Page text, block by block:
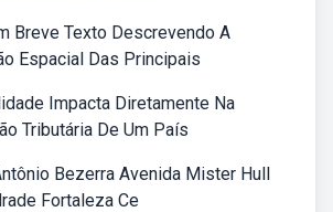
Breve Texto Descrevendo A
Espacial Das Principais
Impacta Diretamente Na
Tributária De Um País
Bezerra Avenida Mister Hull
Fortaleza Ce